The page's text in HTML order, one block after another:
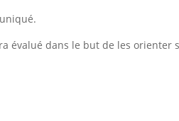
évalué dans le but de les orienter